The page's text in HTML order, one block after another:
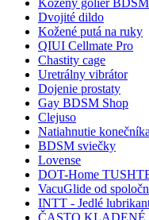
Kožený golier BDSM
Dvojité dildo
Kožené putá na ruky
QIUI Cellmate Pro
Chastity cage
Uretrálny vibrátor
Dojenie prostaty
Gay BDSM Shop
Clejuso
Natiahnutie konečníka
BDSM sviečky
Lovense
DOT-Home
VacuGlide od
INTT - Jedlé
ČASTO KLADENÉ